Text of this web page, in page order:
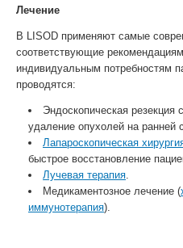
Лечение
В LISOD применяют самые
соответствующие
индивидуальным потребностям
проводятся:
Эндоскопическая резекция
удаление опухолей на ранней
Лапароскопическая
быстрое восстановление
Лучевая терапия.
Медикаментозное лечение (
иммунотерапия).